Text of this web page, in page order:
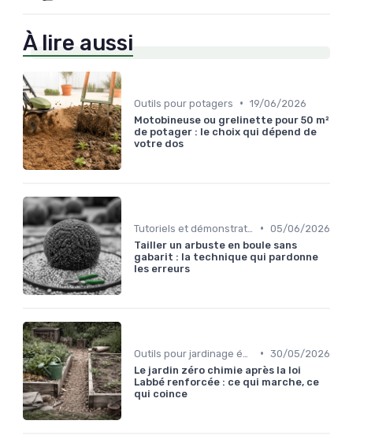
À lire aussi
Outils pour potagers • 19/06/2026
Motobineuse ou grelinette pour 50 m²
de potager : le choix qui dépend de
votre dos
• 05/06/2026
Tailler un arbuste en boule sans
gabarit : la technique qui pardonne
les erreurs
• 30/05/2026
Le jardin zéro chimie après la loi
Labbé renforcée : ce qui marche, ce
qui coince